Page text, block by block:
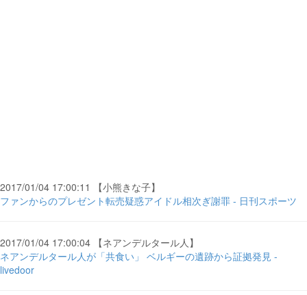
2017/01/04 17:00:11 【小熊きな子】
ファンからのプレゼント転売疑惑アイドル相次ぎ謝罪 - 日刊スポーツ
2017/01/04 17:00:04 【ネアンデルタール人】
ネアンデルタール人が「共食い」 ベルギーの遺跡から証拠発見 -
livedoor